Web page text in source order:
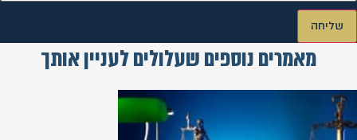
שליחה
מאמרים נוספים שעלולים לעניין אותך